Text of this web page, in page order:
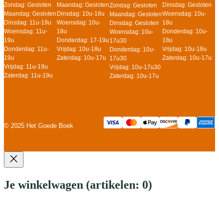
Zondag: Gesloten
Maandag: Gesloten
Dinsdag: 11u-19u
Woensdag: 11u-
19u
Donderdag: 11u-
19u
Vrijdag: 11u-19u
Zaterdag: 11u-19u
Maandag: Gesloten
Dinsdag: 10u-18u
Woensdag: 10u-
18u
Donderdag: 17-19u
Vrijdag: 10u-18u
Zaterdag: 10u-17u
Zondag: Gesloten
Maandag: Gesloten
Dinsdag: Gesloten
Woensdag: 10u-
17u30
Donderdag: 10u-
17u30
Vrijdag: 10u-17u30
Zaterdag: 10u-17u
Dinsdag: Gesloten
Woensdag: 10u-
18u
Donderdag: 10u-
18u
Vrijdag: 10u-18u
Zaterdag: 10u-17u
© 2025 Het Goede Boek
Je winkelwagen (artikelen: 0)